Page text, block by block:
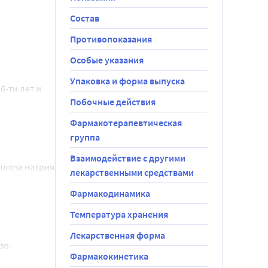
так и в
ти лет и
натрия
Состав
Противопоказания
Особые указания
Упаковка и форма выпуска
Побочные действия
Фармакотерапевтическая
группа
Взаимодействие с другими
лекарственными средствами
Фармакодинамика
Температура хранения
Лекарственная форма
Фармакокинетика